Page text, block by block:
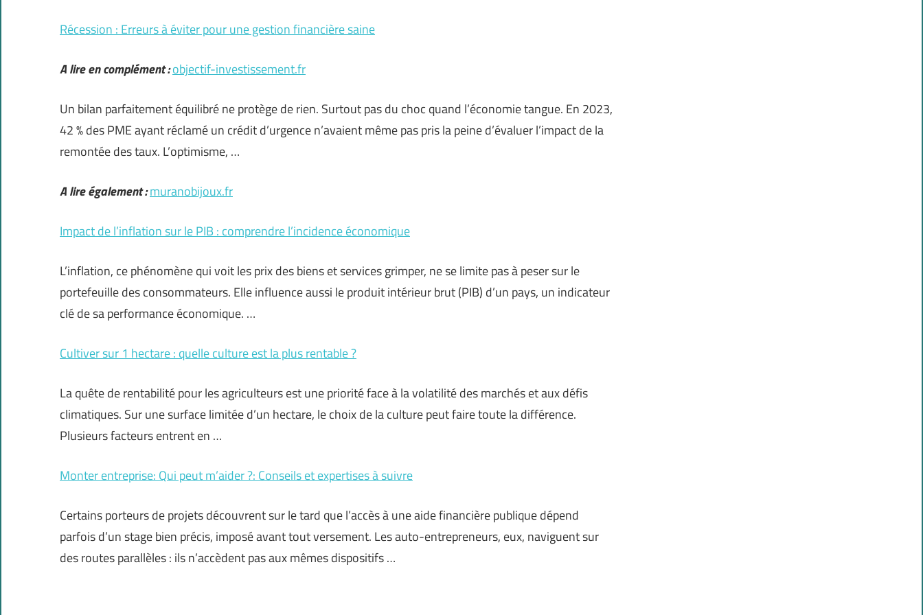
Récession : Erreurs à éviter pour une gestion financière saine
A lire en complément :objectif-investissement.fr
Un bilan parfaitement équilibré ne protège de rien. Surtout pas du choc quand l’économie tangue. En 2023,
42 % des PME ayant réclamé un crédit d’urgence n’avaient même pas pris la peine d’évaluer l’impact de la
remontée des taux. L’optimisme, …
A lire également :muranobijoux.fr
Impact de l’inflation sur le PIB : comprendre l’incidence économique
L’inflation, ce phénomène qui voit les prix des biens et services grimper, ne se limite pas à peser sur le
portefeuille des consommateurs. Elle influence aussi le produit intérieur brut (PIB) d’un pays, un indicateur
clé de sa performance économique. …
Cultiver sur 1 hectare : quelle culture est la plus rentable ?
La quête de rentabilité pour les agriculteurs est une priorité face à la volatilité des marchés et aux défis
climatiques. Sur une surface limitée d’un hectare, le choix de la culture peut faire toute la différence.
Plusieurs facteurs entrent en …
Monter entreprise: Qui peut m’aider ?: Conseils et expertises à suivre
Certains porteurs de projets découvrent sur le tard que l’accès à une aide financière publique dépend
parfois d’un stage bien précis, imposé avant tout versement. Les auto-entrepreneurs, eux, naviguent sur
des routes parallèles : ils n’accèdent pas aux mêmes dispositifs …